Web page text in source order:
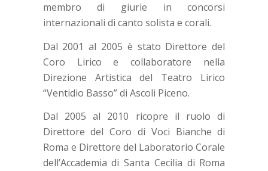
membro di giurie in concorsi
internazionali di canto solista e corali.
Dal 2001 al 2005 è stato Direttore del
Coro Lirico e collaboratore nella
Direzione Artistica del Teatro Lirico
“Ventidio Basso” di Ascoli Piceno.
Dal 2005 al 2010 ricopre il ruolo di
Direttore del Coro di Voci Bianche di
Roma e Direttore del Laboratorio Corale
dell’Accademia di Santa Cecilia di Roma